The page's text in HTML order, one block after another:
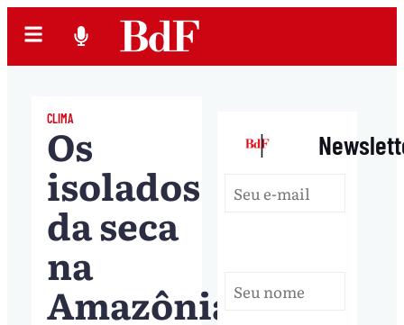
CLIMA
Os
isolados
da seca
na
Amazônia:
|